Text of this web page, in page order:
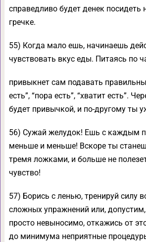
справедливо будет денек посидеть
гречке.
55) Когда мало ешь, начинаешь
чувствовать вкус еды. Питаясь по
привыкнет сам подавать
есть”, “пора есть”, “хватит есть”.
будет привычкой, и по-другому ты
56) Сужай желудок! Ешь с каждым
меньше и меньше! Вскоре ты
тремя ложками, и больше не
чувство!
57) Борись с ленью, тренируй силу
сложных упражнений или, допустим,
просто невыносимо, откажись от
до минимума неприятные